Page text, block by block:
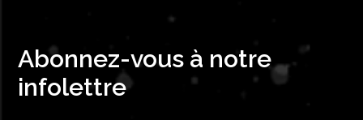
Abonnez-vous à notre
infolettre